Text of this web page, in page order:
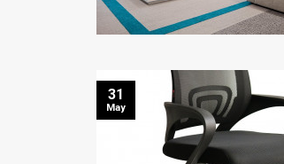
31
May